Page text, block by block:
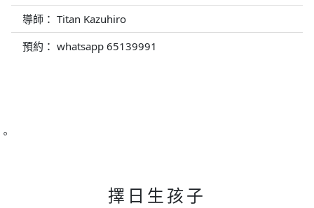
導師： Titan Kazuhiro
預約： whatsapp 65139991
。
擇日生孩子